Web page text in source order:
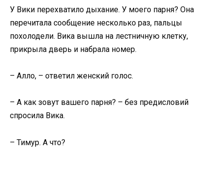
У Вики перехватило дыхание. У моего парня? Она
перечитала сообщение несколько раз, пальцы
похолодели. Вика вышла на лестничную клетку,
прикрыла дверь и набрала номер.
– Алло, – ответил женский голос.
– А как зовут вашего парня? – без предисловий
спросила Вика.
– Тимур. А что?